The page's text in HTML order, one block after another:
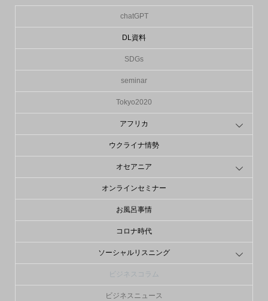
chatGPT
DL資料
SDGs
seminar
Tokyo2020
アフリカ
ウクライナ情勢
オセアニア
オンラインセミナー
お風呂事情
コロナ時代
ソーシャルリスニング
ビジネスコラム
ビジネスニュース